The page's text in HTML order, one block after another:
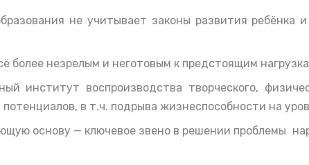
не учитывает законы развития ребёнка и
более незрелым и неготовым к предстоящим
институт воспроизводства творческого,
в т.ч. подрыва жизнеспособности на
основу — ключевое звено в решении проблемы